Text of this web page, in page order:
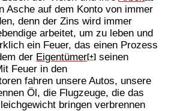
Asche auf dem Konto von immer
denn der Zins wird immer
arbeitet, um zu leben und
ein Feuer, das einen Prozess
der Eigentümer[+] seinen
Feuer in den
fahren unsere Autos, unsere
Öl, die Flugzeuge, die das
bringen verbrennen